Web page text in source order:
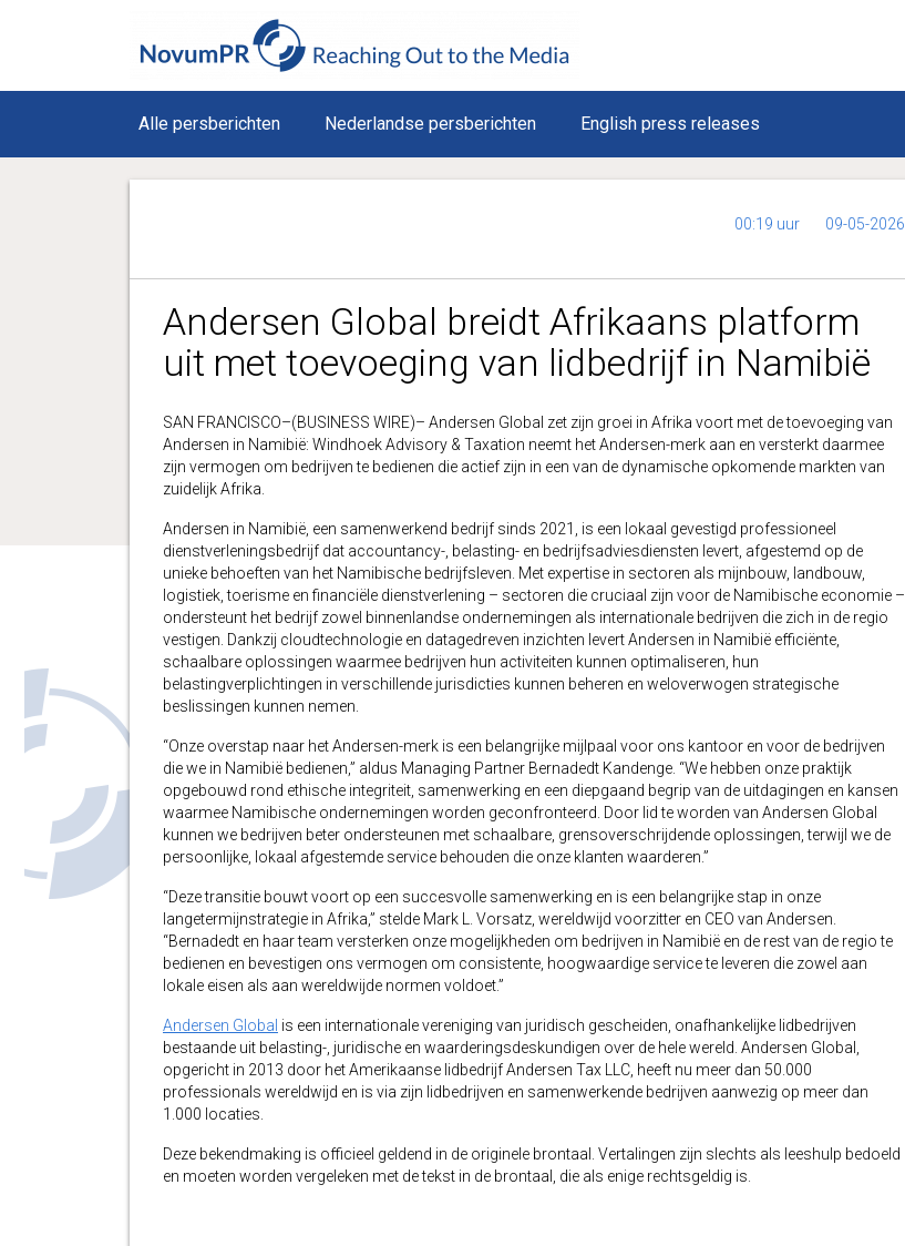
Alle persberichten Nederlandse persberichten English press releases
00:19 uur 09-05-2026
Andersen Global breidt Afrikaans platform
uit met toevoeging van lidbedrijf in Namibië
SAN FRANCISCO–(BUSINESS WIRE)– Andersen Global zet zijn groei in Afrika voort met de toevoeging van
Andersen in Namibië: Windhoek Advisory & Taxation neemt het Andersen-merk aan en versterkt daarmee
zijn vermogen om bedrijven te bedienen die actief zijn in een van de dynamische opkomende markten van
zuidelijk Afrika.
Andersen in Namibië, een samenwerkend bedrijf sinds 2021, is een lokaal gevestigd professioneel
dienstverleningsbedrijf dat accountancy-, belasting- en bedrijfsadviesdiensten levert, afgestemd op de
unieke behoeften van het Namibische bedrijfsleven. Met expertise in sectoren als mijnbouw, landbouw,
logistiek, toerisme en financiële dienstverlening – sectoren die cruciaal zijn voor de Namibische economie –
ondersteunt het bedrijf zowel binnenlandse ondernemingen als internationale bedrijven die zich in de regio
vestigen. Dankzij cloudtechnologie en datagedreven inzichten levert Andersen in Namibië efficiënte,
schaalbare oplossingen waarmee bedrijven hun activiteiten kunnen optimaliseren, hun
belastingverplichtingen in verschillende jurisdicties kunnen beheren en weloverwogen strategische
beslissingen kunnen nemen.
“Onze overstap naar het Andersen-merk is een belangrijke mijlpaal voor ons kantoor en voor de bedrijven
die we in Namibië bedienen,” aldus Managing Partner Bernadedt Kandenge. “We hebben onze praktijk
opgebouwd rond ethische integriteit, samenwerking en een diepgaand begrip van de uitdagingen en kansen
waarmee Namibische ondernemingen worden geconfronteerd. Door lid te worden van Andersen Global
kunnen we bedrijven beter ondersteunen met schaalbare, grensoverschrijdende oplossingen, terwijl we de
persoonlijke, lokaal afgestemde service behouden die onze klanten waarderen.”
“Deze transitie bouwt voort op een succesvolle samenwerking en is een belangrijke stap in onze
langetermijnstrategie in Afrika,” stelde Mark L. Vorsatz, wereldwijd voorzitter en CEO van Andersen.
“Bernadedt en haar team versterken onze mogelijkheden om bedrijven in Namibië en de rest van de regio te
bedienen en bevestigen ons vermogen om consistente, hoogwaardige service te leveren die zowel aan
lokale eisen als aan wereldwijde normen voldoet.”
Andersen Global is een internationale vereniging van juridisch gescheiden, onafhankelijke lidbedrijven
bestaande uit belasting-, juridische en waarderingsdeskundigen over de hele wereld. Andersen Global,
opgericht in 2013 door het Amerikaanse lidbedrijf Andersen Tax LLC, heeft nu meer dan 50.000
professionals wereldwijd en is via zijn lidbedrijven en samenwerkende bedrijven aanwezig op meer dan
1.000 locaties.
Deze bekendmaking is officieel geldend in de originele brontaal. Vertalingen zijn slechts als leeshulp bedoeld
en moeten worden vergeleken met de tekst in de brontaal, die als enige rechtsgeldig is.